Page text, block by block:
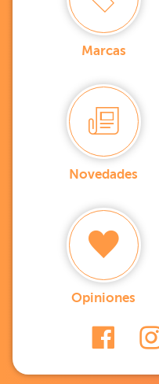
Marcas
Novedades
Opiniones